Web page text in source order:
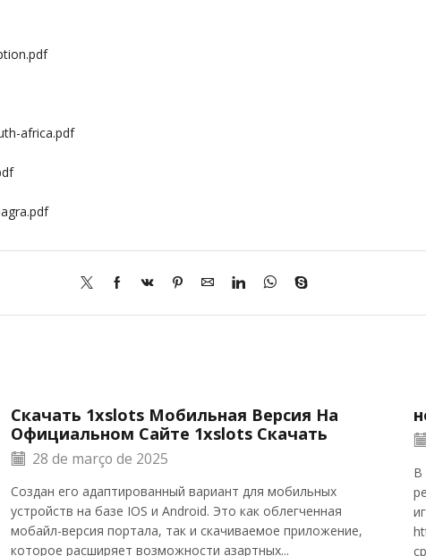
africa.pdf
Скачать 1xslots Мобильная Версия На
Официальном Сайте 1xslots Скачать
28 de março de 2025
Создан его адаптированный вариант для мобильных
устройств на базе IOS и Android. Это как облегченная
мобайл-версия портала, так и скачиваемое приложение,
которое расширяет возможности азартных...
В